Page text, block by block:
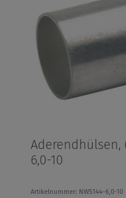
Aderendhülsen,
6,0-10
Artikelnummer: NWS144-6,0-10